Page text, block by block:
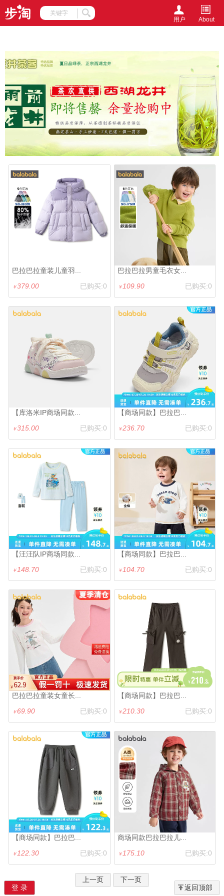
->
用户 About
巴拉巴拉童装儿童羽...
已购买:0
￥379.00
巴拉巴拉男童毛衣女...
已购买:0
￥ 109.90
【库洛米IP商场同款...
已购买:0
￥315.00
【商场同款】巴拉巴...
已购买:0
￥236.70
【汪汪队IP商场同款...
已购买:0
￥ 148.70
【商场同款】巴拉巴...
已购买:0
￥ 104.70
巴拉巴拉童装女童长...
已购买:0
￥69.90
【商场同款】巴拉巴...
已购买:0
￥210.30
【商场同款】巴拉巴...
已购买:0
￥ 122.30
商场同款巴拉巴拉儿...
已购买:0
￥ 175.10
上一页
下一页
登 录
返回顶部